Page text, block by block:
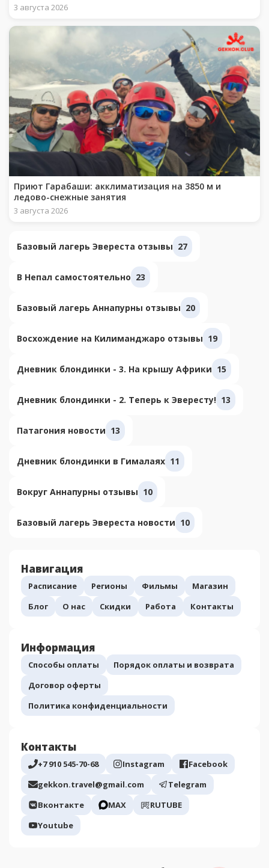
3 августа 2026
Приют Гарабаши: акклиматизация на 3850 м и
ледово-снежные занятия
3 августа 2026
Базовый лагерь Эвереста отзывы 27
В Непал самостоятельно 23
Базовый лагерь Аннапурны отзывы 20
Восхождение на Килиманджаро отзывы 19
Дневник блондинки - 3. На крышу Африки 15
Дневник блондинки - 2. Теперь к Эвересту! 13
Патагония новости 13
Дневник блондинки в Гималаях 11
Вокруг Аннапурны отзывы 10
Базовый лагерь Эвереста новости 10
Навигация
Расписание Регионы Фильмы
Магазин
Блог
О нас Скидки Работа Контакты
Информация
Способы оплаты
Порядок оплаты и возврата
Договор оферты
Политика конфиденциальности
Контакты
+7 910 545-70-68 Instagram
Facebook
gekkon.travel@gmail.com
Telegram
Вконтакте
МАХ
RUTUBE
Youtube